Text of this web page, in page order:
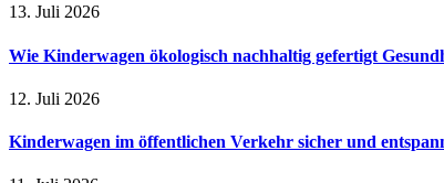
13. Juli 2026
Wie Kinderwagen ökologisch nachhaltig gefertigt
12. Juli 2026
Kinderwagen im öffentlichen Verkehr sicher und